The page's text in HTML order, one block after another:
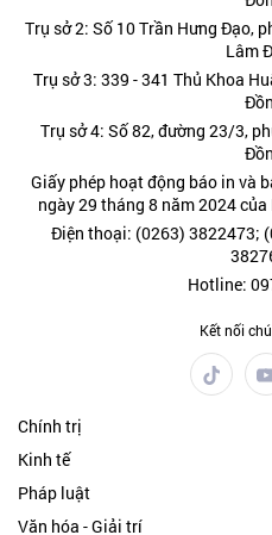
Trụ sở 2: Số 10 Trần Hưng Đạo,
Lâm
Trụ sở 3: 339 - 341 Thủ Khoa
Trụ sở 4: Số 82, đường 23/3,
Giấy phép hoạt động báo in và
ngày 29 tháng 8 năm 2024
Điện thoại: (0263) 3822473;
Hotline:
Kết nối
Chính trị
Kinh tế
Pháp luật
Văn hóa - Giải trí